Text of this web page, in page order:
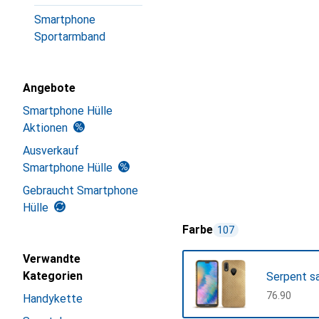
Smartphone
Sportarmband
Angebote
Smartphone Hülle
Aktionen
Ausverkauf
Smartphone Hülle
Gebraucht Smartphone
Hülle
Verwandte
Kategorien
Handykette
Farbe 107
Serpent
CHF
76.90